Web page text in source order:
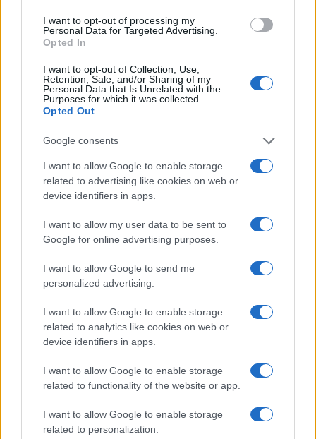
I want to opt-out of processing my
Personal Data for Targeted Advertising.
Opted In
I want to opt-out of Collection, Use,
Retention, Sale, and/or Sharing of my
Personal Data that Is Unrelated with the
Purposes for which it was collected.
Opted Out
Google consents
I want to allow Google to enable storage
related to advertising like cookies on web or
device identifiers in apps.
I want to allow my user data to be sent to
Google for online advertising purposes.
I want to allow Google to send me
personalized advertising.
I want to allow Google to enable storage
related to analytics like cookies on web or
device identifiers in apps.
I want to allow Google to enable storage
related to functionality of the website or app.
I want to allow Google to enable storage
related to personalization.
Ripensare le tecnologie umanitarie oltre i criteri dei
donatori
Martina Marchesi · 10 Lug 2026
B2B NEWS
Acquisizione Fincantieri-WSense: i fondatori restano
e rimettono capitale